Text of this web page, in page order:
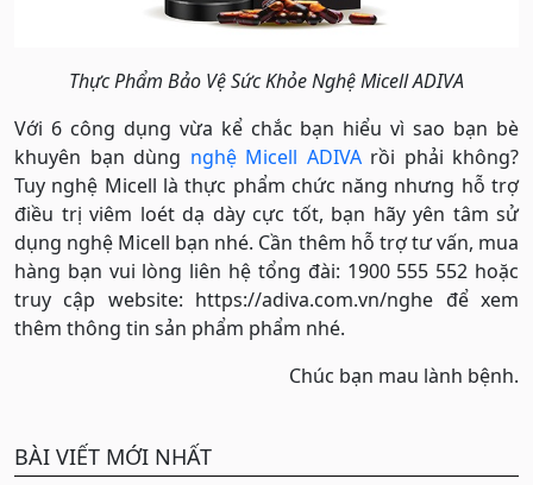
Thực Phẩm Bảo Vệ Sức Khỏe Nghệ Micell ADIVA
Với 6 công dụng vừa kể chắc bạn hiểu vì sao bạn bè
khuyên bạn dùng nghệ Micell ADIVArồi phải không?
Tuy nghệ Micell là thực phẩm chức năng nhưng hỗ trợ
điều trị viêm loét dạ dày cực tốt, bạn hãy yên tâm sử
dụng nghệ Micell bạn nhé. Cần thêm hỗ trợ tư vấn, mua
hàng bạn vui lòng liên hệ tổng đài: 1900 555 552 hoặc
truy cập website: https://adiva.com.vn/nghe để xem
thêm thông tin sản phẩm phẩm nhé.
Chúc bạn mau lành bệnh.
BÀI VIẾT MỚI NHẤT